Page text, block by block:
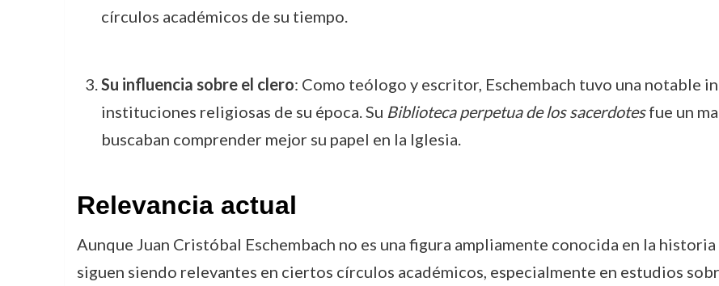
círculos académicos de su tiempo.
Su influencia sobre el clero: Como teólogo y escritor, Eschembach tuvo una notable
instituciones religiosas de su época. Su Biblioteca perpetua de los sacerdotesfue un
buscaban comprender mejor su papel en la Iglesia.
Relevancia actual
Aunque Juan Cristóbal Eschembach no es una figura ampliamente conocida en la
siguen siendo relevantes en ciertos círculos académicos, especialmente en estudios